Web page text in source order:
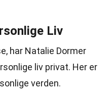
Liv
har Natalie Dormer
liv privat. Her er
verden.